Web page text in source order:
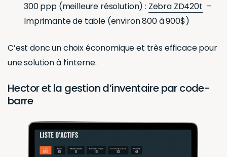
300 ppp (meilleure résolution) : Zebra ZD420t –
Imprimante de table (environ 800 à 900$)
C’est donc un choix économique et très efficace pour
une solution à l’interne.
Hector et la gestion d’inventaire par code-
barre